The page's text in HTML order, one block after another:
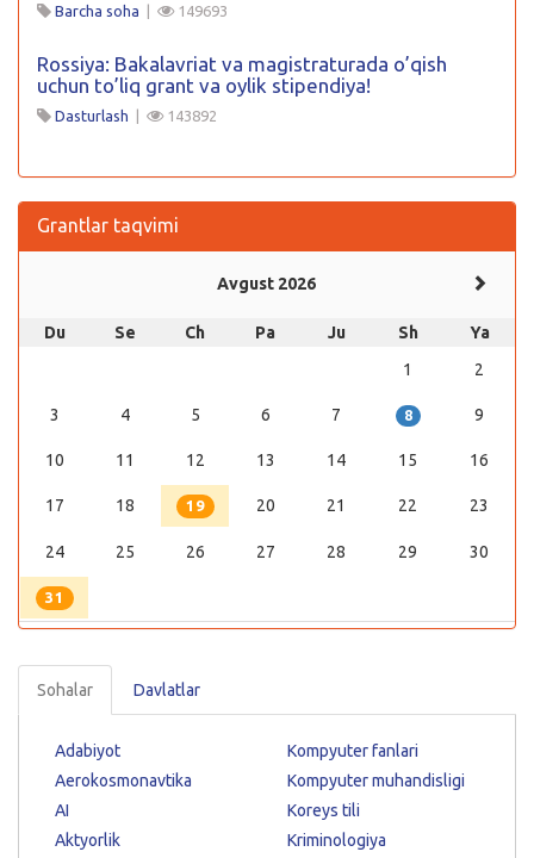
Barcha soha | 149693
Rossiya: Bakalavriat va magistraturada o’qish
uchun to’liq grant va oylik stipendiya!
Dasturlash | 143892
Grantlar taqvimi
Avgust 2026
Du Se Ch Pa Ju Sh
Ya
1
2
3 4 5 6 7 8 9
10 11 12 13 14 15 16
17 18 19 20 21 22 23
24 25 26 27 28 29 30
31
Sohalar Davlatlar
Adabiyot
Aerokosmonavtika
AI
Aktyorlik
Kompyuter fanlari
Kompyuter muhandisligi
Koreys tili
Kriminologiya